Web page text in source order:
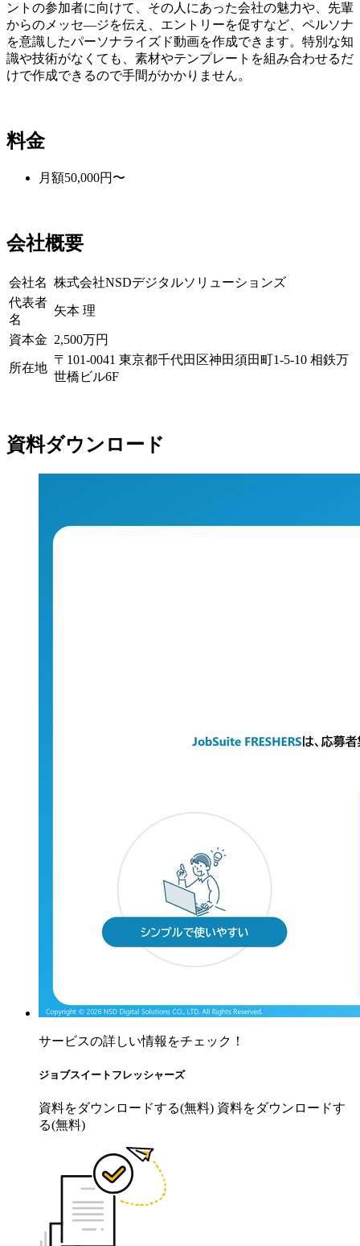
ントの参加者に向けて、その人にあった会社の魅力や、先輩
からのメッセ―ジを伝え、エントリーを促すなど、ペルソナ
を意識したパーソナライズド動画を作成できます。特別な知
識や技術がなくても、素材やテンプレートを組み合わせるだ
けで作成できるので手間がかかりません。
料金
月額50,000円〜
会社概要
会社名 株式会社NSDデジタルソリューションズ
代表者
名
矢本 理
資本金 2,500万円
所在地
〒101-0041 東京都千代田区神田須田町1-5-10 相鉄万
世橋ビル6F
資料ダウンロード
サービスの詳しい情報をチェック！
ジョブスイートフレッシャーズ
資料をダウンロードする(無料) 資料をダウンロードす
る(無料)